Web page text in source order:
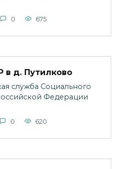
0 675
в д. Путилково
служба Социального
Федерации
0 620